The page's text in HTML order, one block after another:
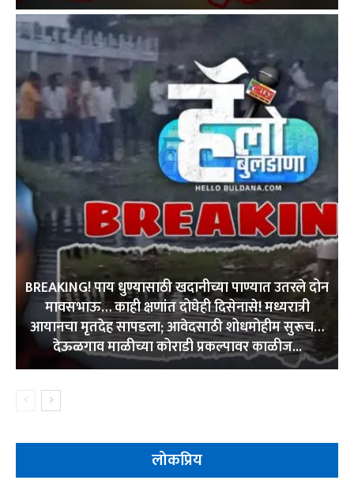
BREAKING! पाय धुण्यासाठी खदानीच्या पाण्यात उतरले दोन
मावसभाऊ… काही क्षणांत दोघेही दिसेनासे! मध्यरात्री
आयानचा मृतदेह सापडला; आवेदसाठी शोधमोहीम सुरूच…
देऊळगाव माळीच्या कोराडी प्रकल्पावर काळीज...
लोकप्रिय